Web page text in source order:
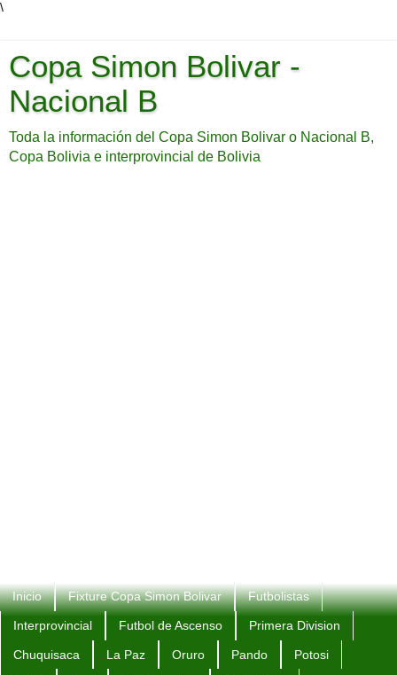
\
Copa Simon Bolivar -
Nacional B
Toda la información del Copa Simon Bolivar o Nacional B,
Copa Bolivia e interprovincial de Bolivia
Inicio Fixture Copa Simon Bolivar Futbolistas
Interprovincial Futbol de Ascenso Primera Division
Chuquisaca La Paz Oruro Pando Potosi